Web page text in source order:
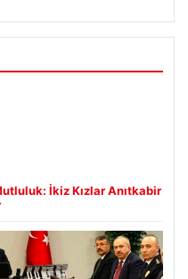
İkiz Kızlar Anıtkabir